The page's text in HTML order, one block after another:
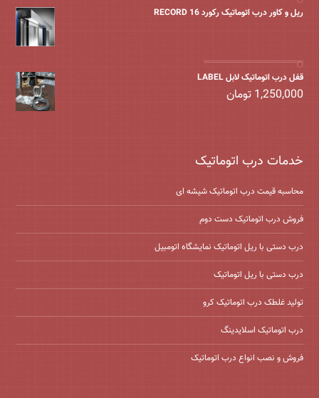
ریل و کاور درب اتوماتیک رکورد 16 RECORD
قفل درب اتوماتیک لابل LABEL
1,250,000 تومان
خدمات درب اتوماتیک
محاسبه قیمت درب اتوماتیک شیشه ‌ای
فروش درب اتوماتیک دست دوم
درب دستی با ریل اتوماتیک نمایشگاه اتومبیل
درب دستی با ریل اتوماتیک
تولید غلطک درب اتوماتیک کرو
درب اتوماتیک اسلایدینگ
فروش و نصب انواع درب اتوماتیک